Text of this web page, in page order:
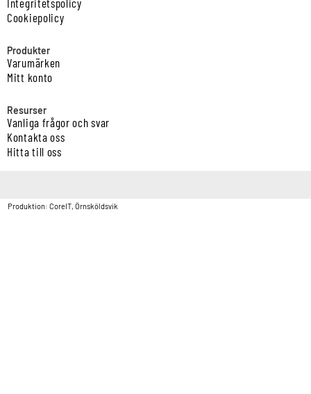
Cookiepolicy
Produkter
Varumärken
Mitt konto
Resurser
Vanliga frågor och svar
Kontakta oss
Hitta till oss
Produktion: CoreIT, Örnsköldsvik